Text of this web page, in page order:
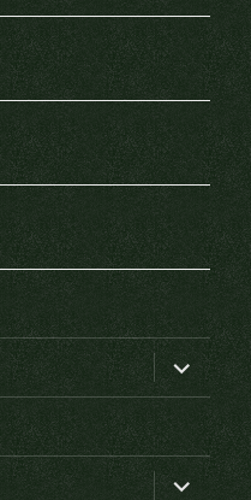
laienda
laienda